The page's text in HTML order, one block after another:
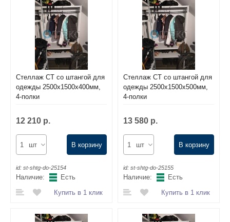
Стеллаж СТ со штангой для
одежды 2500х1500х400мм,
4-полки
12 210 р.
шт В корзину
id: st-shtg-do-25154
Наличие:
Есть
Купить в 1 клик
Стеллаж СТ со штангой для
одежды 2500х1500х500мм,
4-полки
13 580 р.
шт В корзину
id: st-shtg-do-25155
Наличие:
Есть
Купить в 1 клик